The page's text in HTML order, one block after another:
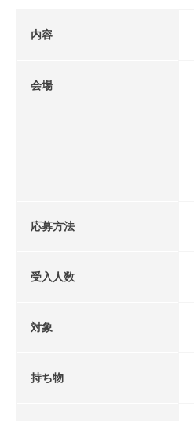
内容
会場
応募方法
受入人数
対象
持ち物